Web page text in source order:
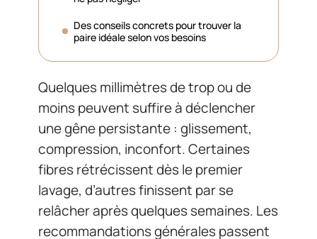
Des conseils concrets pour trouver la
paire idéale selon vos besoins
Quelques millimètres de trop ou de
moins peuvent suffire à déclencher
une gêne persistante : glissement,
compression, inconfort. Certaines
fibres rétrécissent dès le premier
lavage, d’autres finissent par se
relâcher après quelques semaines. Les
recommandations générales passent